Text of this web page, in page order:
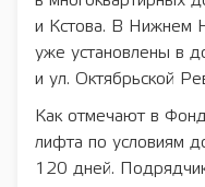
и Кстова. В Нижнем
уже установлены в
и ул. Октябрьской
Как отмечают в
лифта по условиям
120 дней.